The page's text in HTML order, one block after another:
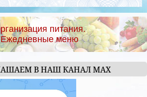
питания.
Ежедневные меню
В НАШ КАНАЛ МАХ